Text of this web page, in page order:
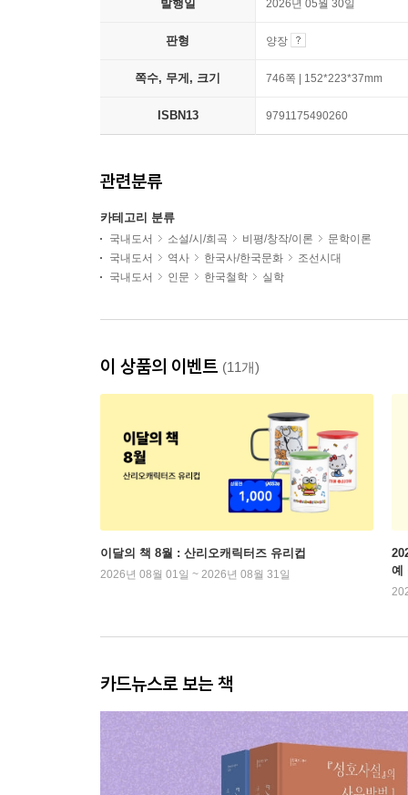
발행일 2026년 05월 30일
판형 양장
쪽수, 무게, 크기 746쪽 | 152*223*37mm
ISBN13 9791175490260
관련분류
카테고리 분류
국내도서 소설/시/희곡 비평/창작/이론
문학이론
국내도서
역사 한국사/한국문화
조선시대
국내도서
인문 한국철학 실학
이 상품의 이벤트 (11개)
이달의 책 8월 : 산리오캐릭터즈 유리컵
2026년 08월 01일 ~ 2026년 08월 31일
예
카드뉴스로 보는 책